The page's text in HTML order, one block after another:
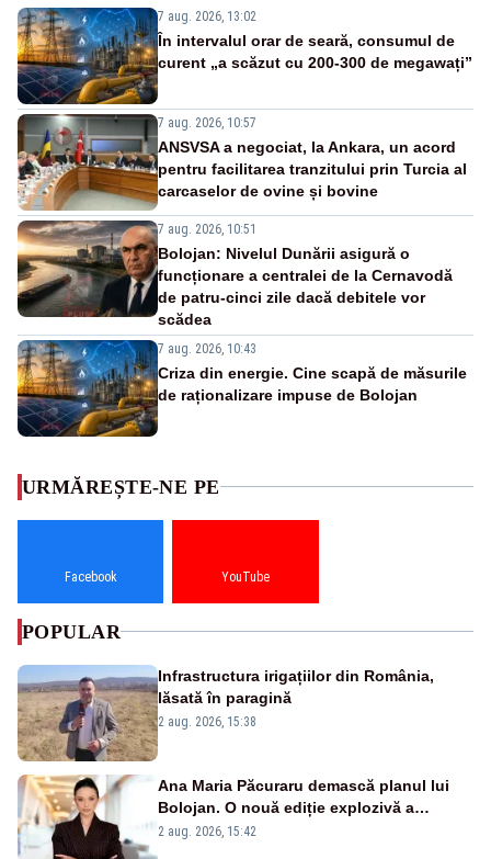
7 aug. 2026, 13:02
În intervalul orar de seară, consumul de
curent „a scăzut cu 200-300 de megawați”
7 aug. 2026, 10:57
ANSVSA a negociat, la Ankara, un acord
pentru facilitarea tranzitului prin Turcia al
carcaselor de ovine și bovine
7 aug. 2026, 10:51
Bolojan: Nivelul Dunării asigură o
funcționare a centralei de la Cernavodă
de patru-cinci zile dacă debitele vor
scădea
7 aug. 2026, 10:43
Criza din energie. Cine scapă de măsurile
de raționalizare impuse de Bolojan
URMĂREȘTE-NE PE
Facebook YouTube
POPULAR
Infrastructura irigațiilor din România,
lăsată în paragină
2 aug. 2026, 15:38
Ana Maria Păcuraru demască planul lui
Bolojan. O nouă ediție explozivă a
emisiunii „Miza Zilei” la Realitatea PLUS
2 aug. 2026, 15:42